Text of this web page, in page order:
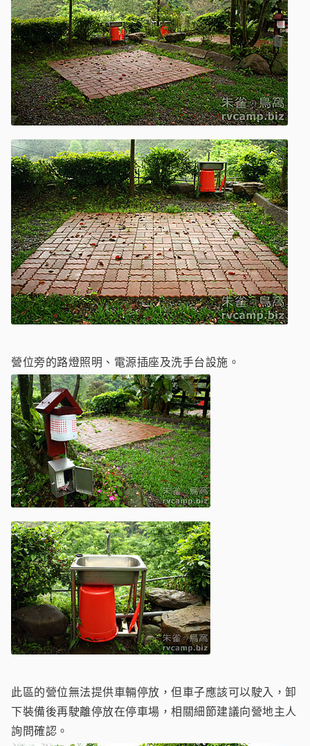
營位旁的路燈照明、電源插座及洗手台設施。
此區的營位無法提供車輛停放，但車子應該可以駛入，卸
下裝備後再駛離停放在停車場，相關細節建議向營地主人
詢問確認。